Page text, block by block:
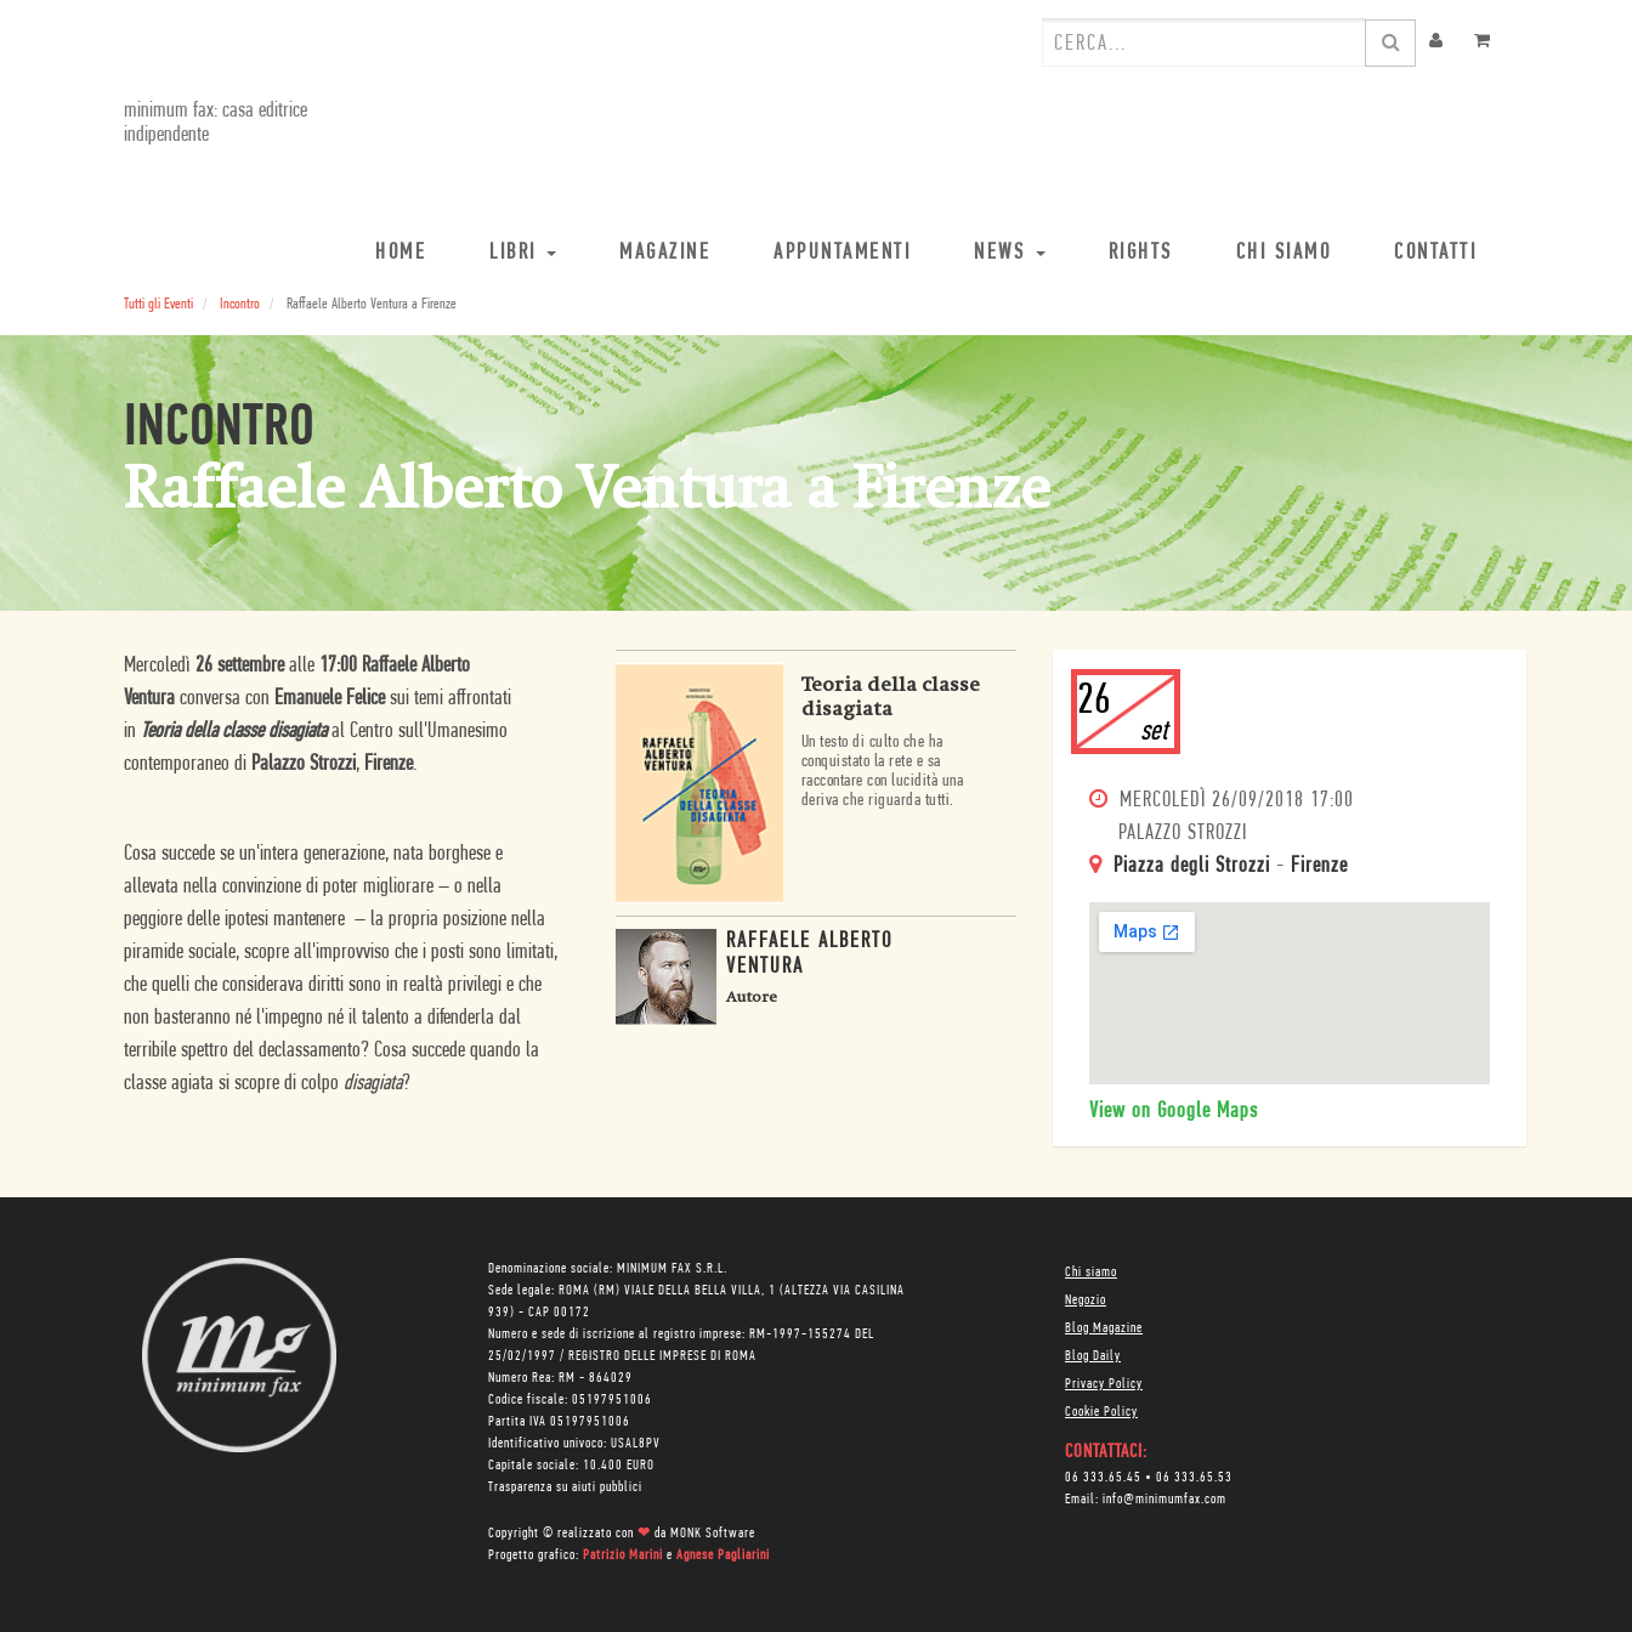
minimum fax: casa editrice
indipendente
HOME LIBRI MAGAZINE APPUNTAMENTI NEWS RIGHTS CHI SIAMO CONTATTI
Tutti gli Eventi Incontro Raffaele Alberto Ventura a Firenze
INCONTRO
Raffaele Alberto Ventura a Firenze
Mercoledì 26 settembrealle 17:00 Raffaele Alberto
Ventura conversa con Emanuele Felicesui temi affrontati
in Teoria della classe disagiataal Centro sull'Umanesimo
contemporaneo di Palazzo Strozzi, Firenze.
Cosa succede se un'intera generazione, nata borghese e
allevata nella convinzione di poter migliorare – o nella
peggiore delle ipotesi mantenere – la propria posizione nella
piramide sociale, scopre all'improvviso che i posti sono limitati,
che quelli che considerava diritti sono in realtà privilegi e che
non basteranno né l'impegno né il talento a difenderla dal
terribile spettro del declassamento? Cosa succede quando la
classe agiata si scopre di colpo disagiata?
Teoria della classe
disagiata
Un testo di culto che ha
conquistato la rete e sa
raccontare con lucidità una
deriva che riguarda tutti.
RAFFAELE ALBERTO
VENTURA
Autore
26
set
MERCOLEDÌ 26/09/2018 17:00
PALAZZO STROZZI
Piazza degli Strozzi - Firenze
View on Google Maps
Denominazione sociale: MINIMUM FAX S.R.L.
Sede legale: ROMA (RM) VIALE DELLA BELLA VILLA, 1 (ALTEZZA VIA CASILINA
939) - CAP 00172
Numero e sede di iscrizione al registro imprese: RM-1997-155274 DEL
25/02/1997 / REGISTRO DELLE IMPRESE DI ROMA
Numero Rea: RM - 864029
Codice fiscale: 05197951006
Partita IVA 05197951006
Identificativo univoco: USAL8PV
Capitale sociale: 10.400 EURO
Trasparenza su aiuti pubblici
Copyright © realizzato con ❤ da MONK Software
Progetto grafico: Patrizio Marini e Agnese Pagliarini
Chi siamo
Negozio
Blog Magazine
Blog Daily
Privacy Policy
Cookie Policy
CONTATTACI:
06 333.65.45 • 06 333.65.53
Email: info@minimumfax.com